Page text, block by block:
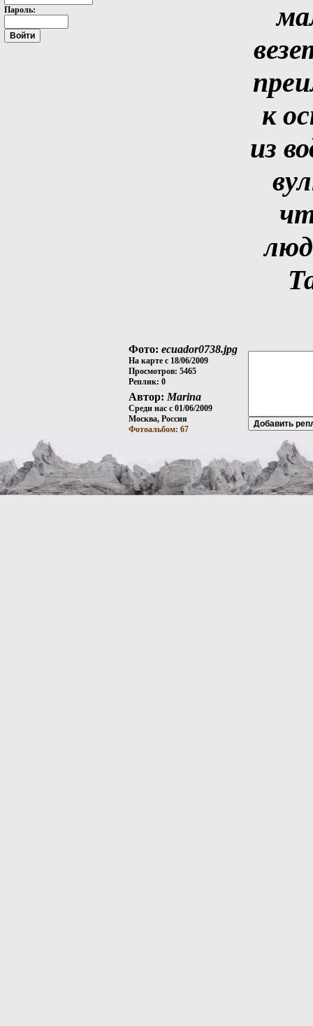
Пароль:
к
из
Фото: ecuador0738.jpg
На карте с 18/06/2009
Просмотров: 5465
Реплик: 0
Автор: Marina
Среди нас с 01/06/2009
Москва, Россия
Фотоальбом: 67